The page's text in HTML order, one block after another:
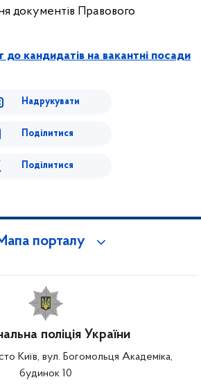
документів Правового
до кандидатів на вакантні посади
Надрукувати
Поділитися
Поділитися
порталу
поліція України
Київ, вул. Богомольця Академіка,
будинок 10